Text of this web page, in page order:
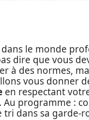
dans le monde
dire que vous
à des normes,
vous donner
en respectant
programme :
dans sa garde-